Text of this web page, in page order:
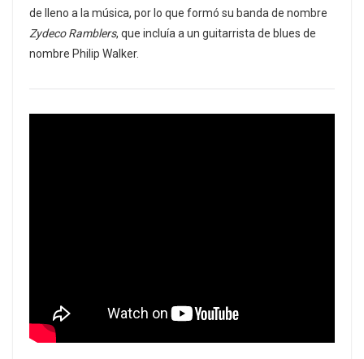
de lleno a la música, por lo que formó su banda de nombre
Zydeco Ramblers, que incluía a un guitarrista de blues de
nombre Philip Walker.